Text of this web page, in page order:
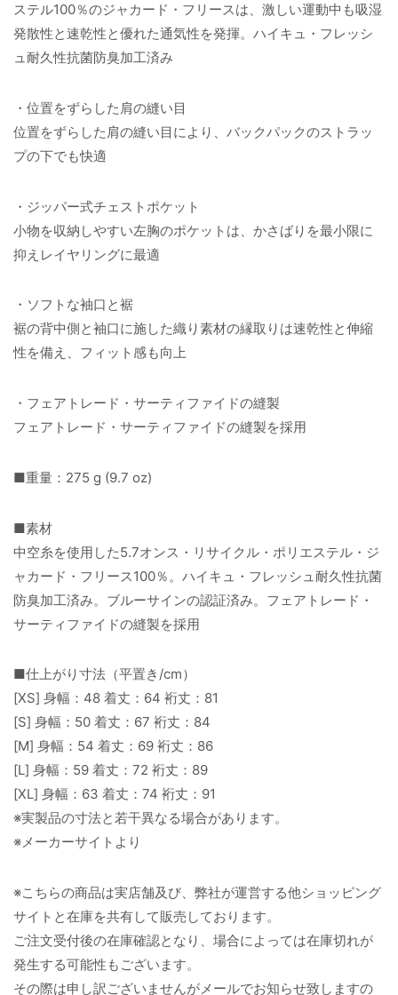
ステル100％のジャカード・フリースは、激しい運動中も吸湿
発散性と速乾性と優れた通気性を発揮。ハイキュ・フレッシ
ュ耐久性抗菌防臭加工済み
・位置をずらした肩の縫い目
位置をずらした肩の縫い目により、バックパックのストラッ
プの下でも快適
・ジッパー式チェストポケット
小物を収納しやすい左胸のポケットは、かさばりを最小限に
抑えレイヤリングに最適
・ソフトな袖口と裾
裾の背中側と袖口に施した織り素材の縁取りは速乾性と伸縮
性を備え、フィット感も向上
・フェアトレード・サーティファイドの縫製
フェアトレード・サーティファイドの縫製を採用
■重量：275 g (9.7 oz)
■素材
中空糸を使用した5.7オンス・リサイクル・ポリエステル・ジ
ャカード・フリース100％。ハイキュ・フレッシュ耐久性抗菌
防臭加工済み。ブルーサインの認証済み。フェアトレード・
サーティファイドの縫製を採用
■仕上がり寸法（平置き/cm）
[XS] 身幅：48 着丈：64 裄丈：81
[S] 身幅：50 着丈：67 裄丈：84
[M] 身幅：54 着丈：69 裄丈：86
[L] 身幅：59 着丈：72 裄丈：89
[XL] 身幅：63 着丈：74 裄丈：91
※実製品の寸法と若干異なる場合があります。
※メーカーサイトより
※こちらの商品は実店舗及び、弊社が運営する他ショッピング
サイトと在庫を共有して販売しております。
ご注文受付後の在庫確認となり、場合によっては在庫切れが
発生する可能性もございます。
その際は申し訳ございませんがメールでお知らせ致しますの